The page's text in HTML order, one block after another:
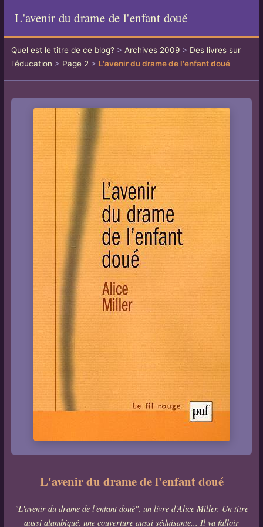
L'avenir du drame de l'enfant doué
Quel est le titre de ce blog?> Archives 2009> Des livres sur
l'éducation > Page 2 > L'avenir du drame de l'enfant doué
L'avenir du drame de l'enfant doué
"L'avenir du drame de l'enfant doué", un livre d'Alice Miller. Un titre
aussi alambiqué, une couverture aussi séduisante... Il va falloir